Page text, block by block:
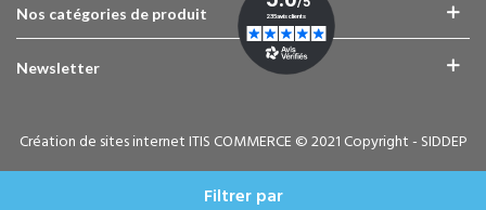
Nos catégories de produit
Newsletter
Création de sites internet ITIS COMMERCE © 2021 Copyright - SIDDEP
Filtrer par